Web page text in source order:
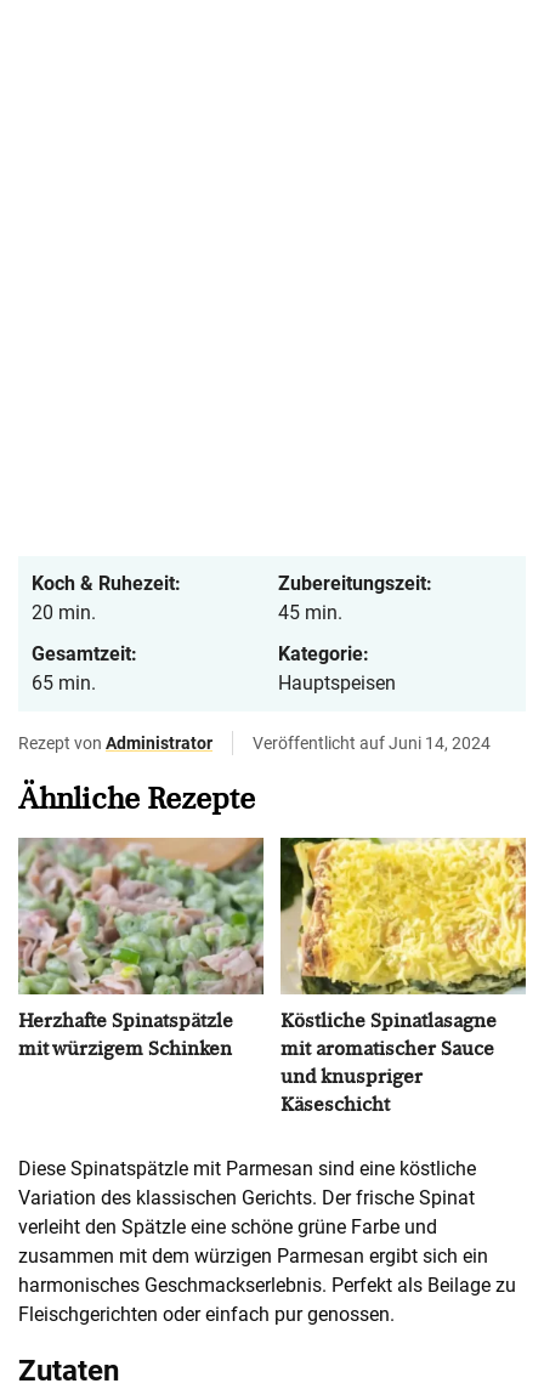
Koch & Ruhezeit:
20 min.
Zubereitungszeit:
45 min.
Gesamtzeit:
65 min.
Kategorie:
Hauptspeisen
Rezept von Administrator Veröffentlicht auf Juni 14, 2024
Ähnliche Rezepte
Herzhafte Spinatspätzle
mit würzigem Schinken
Köstliche Spinatlasagne
mit aromatischer Sauce
und knuspriger
Käseschicht
Diese Spinatspätzle mit Parmesan sind eine köstliche
Variation des klassischen Gerichts. Der frische Spinat
verleiht den Spätzle eine schöne grüne Farbe und
zusammen mit dem würzigen Parmesan ergibt sich ein
harmonisches Geschmackserlebnis. Perfekt als Beilage zu
Fleischgerichten oder einfach pur genossen.
Zutaten